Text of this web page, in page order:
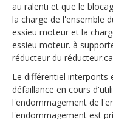
au ralenti et que le
la charge de l'ensemble
essieu moteur et la
essieu moteur. à
réducteur du
Le différentiel interponts
défaillance en cours
l'endommagement de
l'endommagement est